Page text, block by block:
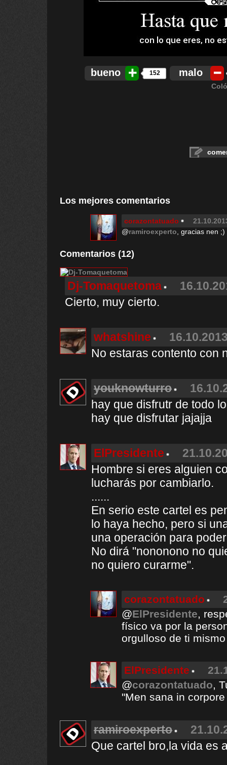
bueno 152 malo
Los mejores comentarios
corazontatuado
@ramiroexperto , gracias nen ;)
Comentarios (12)
Dj-Tomaquetoma
Cierto, muy cierto.
whatshine
No estaras contento con
youknowturro
hay que disfrutr de todo
hay que disfrutar jajajja
ElPresidente
Hombre si eres alguien
lucharás por cambiarlo.
......
En serio este cartel es
lo haya hecho, pero si
una operación para
No dirá "nononono no
no quiero curarme".
corazontatuado
@ElPresidente,
físico va por la
orgulloso de ti mismo
ElPresidente
@corazontatuado,
"Men sana in
ramiroexperto
Que cartel bro,la vida es